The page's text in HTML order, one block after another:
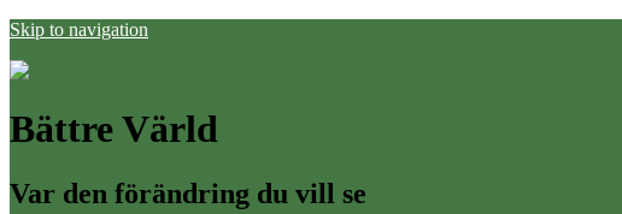
Skip to navigation
Bättre Värld
Var den förändring du vill se